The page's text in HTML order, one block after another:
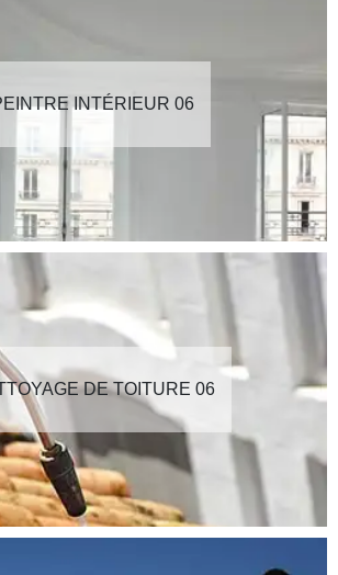
INTÉRIEUR 06
DE TOITURE 06